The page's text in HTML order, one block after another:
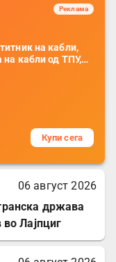
Реклама
на кабли,
на кабли од ТПУ,
кабли, без
комплет
Купи сега
06 август 2026
држава
Лајпциг